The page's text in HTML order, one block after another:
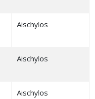
Aischylos
Aischylos
Aischylos